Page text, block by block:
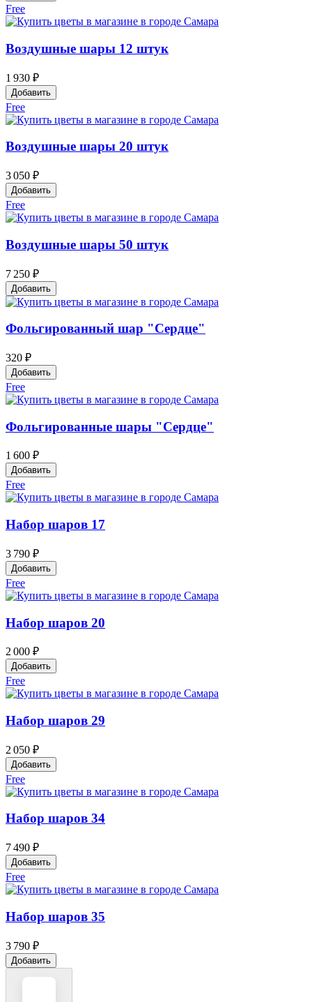
Free
Воздушные шары 12 штук
1 930 ₽
Добавить
Free
Воздушные шары 20 штук
3 050 ₽
Добавить
Free
Воздушные шары 50 штук
7 250 ₽
Добавить
Фольгированный шар "Сердце"
320 ₽
Добавить
Free
Фольгированные шары "Сердце"
1 600 ₽
Добавить
Free
Набор шаров 17
3 790 ₽
Добавить
Free
Набор шаров 20
2 000 ₽
Добавить
Free
Набор шаров 29
2 050 ₽
Добавить
Free
Набор шаров 34
7 490 ₽
Добавить
Free
Набор шаров 35
3 790 ₽
Добавить